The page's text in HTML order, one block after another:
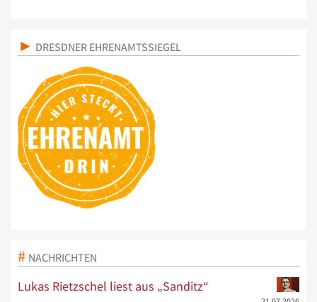
DRESDNER EHRENAMTSSIEGEL
NACHRICHTEN
Lukas Rietzschel liest aus „Sanditz“